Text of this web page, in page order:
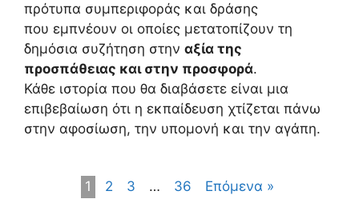
πρότυπα συμπεριφοράς και δράσης
που εμπνέουν οι οποίες μετατοπίζουν τη
δημόσια συζήτηση στην αξία της
προσπάθειας και στην προσφορά.
Κάθε ιστορία που θα διαβάσετε είναι μια
επιβεβαίωση ότι η εκπαίδευση χτίζεται πάνω
στην αφοσίωση, την υπομονή και την αγάπη.
1 2 3 … 36 Επόμενα »